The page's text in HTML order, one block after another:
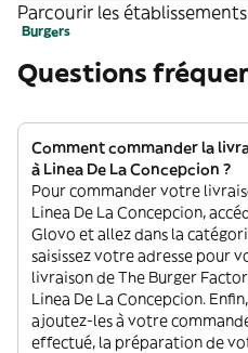
Parcourir les
Burgers
Questions
Comment commander la
à Linea De La Concepcion ?
Pour commander votre
Linea De La Concepcion,
Glovo et allez dans la
saisissez votre adresse pour
livraison de The Burger
Linea De La Concepcion.
ajoutez-les à votre
effectué, la préparation de